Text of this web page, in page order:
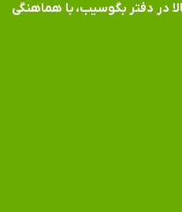
در دفتر بگوسیب، با هماهنگی